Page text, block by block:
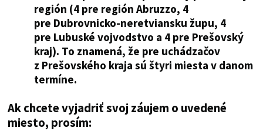
región (4 pre región Abruzzo, 4
pre Dubrovnicko-neretviansku župu, 4
pre Lubuské vojvodstvo a 4 pre Prešovský
kraj). To znamená, že pre uchádzačov
z Prešovského kraja sú štyri miesta v danom
termíne.
Ak chcete vyjadriť svoj záujem o uvedené
miesto, prosím: